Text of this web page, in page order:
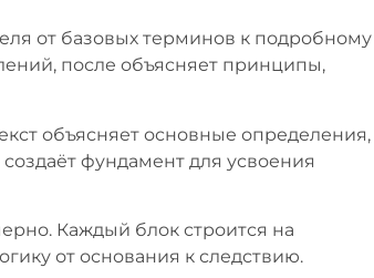
от базовых терминов к подробному
после объясняет принципы,
объясняет основные определения,
фундамент для усвоения
Каждый блок строится на
от основания к следствию.